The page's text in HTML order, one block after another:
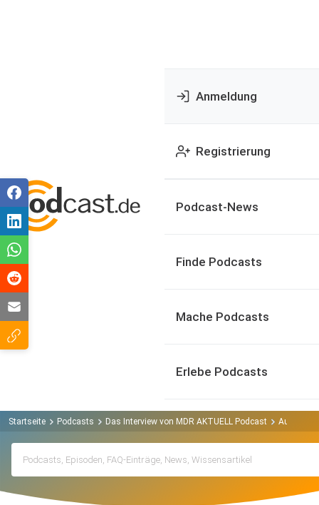
Anmeldung
Registrierung
Podcast-News
Finde Podcasts
Mache Podcasts
Erlebe Podcasts
Startseite Podcasts Das Interview von MDR AKTUELL Podcast Aue-Bad